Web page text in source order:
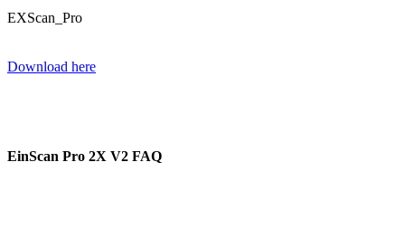
EXScan_Pro
Download here
EinScan Pro 2X V2 FAQ